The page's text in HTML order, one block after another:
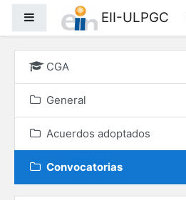
Panel lateral EII-ULPGC
CGA
General
Acuerdos adoptados
Convocatorias